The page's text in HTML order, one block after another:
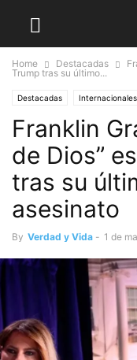
Home Destacadas
Trump tras su último...
Destacadas Internacionales
Franklin
de Dios”
tras su
asesinato
By Verdad y Vida - 1 de